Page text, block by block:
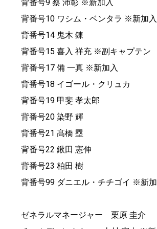
背番号9 蔡 沛彰 ※新加入
背番号10 ワシム・ベンタラ ※新加入
背番号14 鬼木 錬
背番号15 喜入 祥充 ※副キャプテン
背番号17 備 一真 ※新加入
背番号18 イゴール・クリュカ
背番号19 甲斐 孝太郎
背番号20 染野 輝
背番号21 髙橋 塁
背番号22 鍬田 憲伸
背番号23 柏田 樹
背番号99 ダニエル・チチゴイ ※新
ゼネラルマネージャー 栗原 圭介